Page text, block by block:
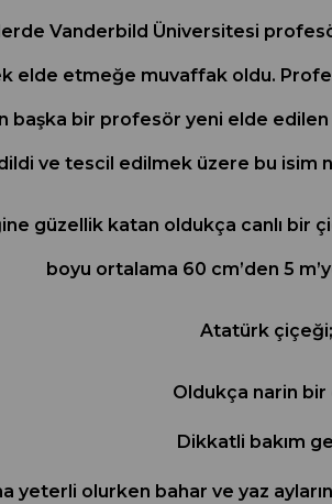
Vanderbild Üniversitesi
elde etmeğe muvaffak oldu.
başka bir profesör yeni elde
ve tescil edilmek üzere bu
güzellik katan oldukça canlı bir
boyu ortalama 60 cm’den 5
Atatürk çiçeği;
Oldukça narin
Dikkatli bakım
yeterli olurken bahar ve yaz